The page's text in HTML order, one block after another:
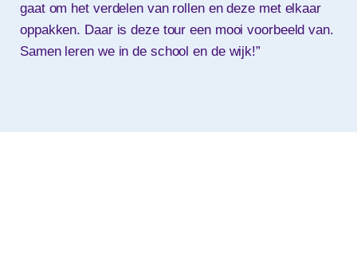
gaat om het verdelen van rollen en deze met elkaar
oppakken. Daar is deze tour een mooi voorbeeld van.
Samen leren we in de school en de wijk!”